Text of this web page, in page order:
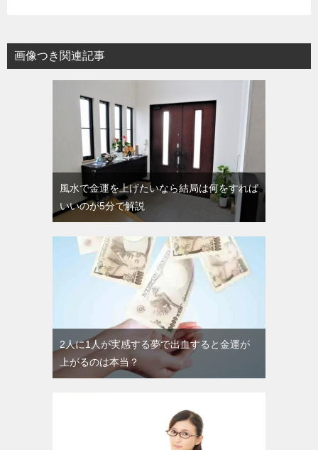
画像つき関連記事
風水で金運を上げたいなら結局は何をすれば
いいのが5分で解説
2人に1人が実感する夢で出血すると金運が
上がるのは本当？